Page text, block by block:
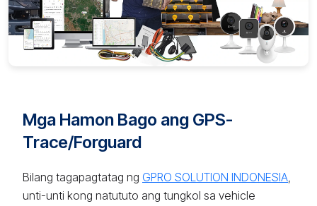
Mga Hamon Bago ang GPS-
Trace/Forguard
Bilang tagapagtatag ng GPRO SOLUTION INDONESIA,
unti-unti kong natututo ang tungkol sa vehicle